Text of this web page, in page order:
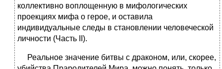
коллективно воплощенную в мифологических
проекциях мифа о герое, и оставила
индивидуальные следы в становлении человеческой
личности (Часть II).
Реальное значение битвы с драконом, или, скорее,